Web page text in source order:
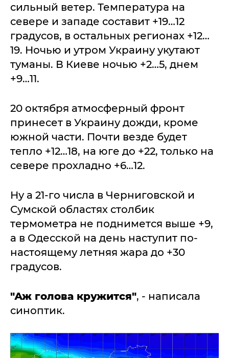
сильный ветер. Температура на
севере и западе составит +19…12
градусов, в остальных регионах +12…
19. Ночью и утром Украину укутают
туманы. В Киеве ночью +2…5, днем
+9…11.
20 октября атмосферный фронт
принесет в Украину дожди, кроме
южной части. Почти везде будет
тепло +12…18, на юге до +22, только на
севере прохладно +6…12.
Ну а 21-го числа в Черниговской и
Сумской областях столбик
термометра не поднимется выше +9,
а в Одесской на день наступит по-
настоящему летняя жара до +30
градусов.
"Аж голова кружится", - написала
синоптик.